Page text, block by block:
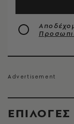
EΠΙΛΟΓΈΣ